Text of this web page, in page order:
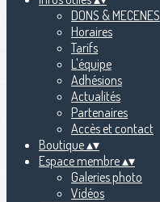
DONS & MECENES
Horaires
Tarifs
L'équipe
Adhésions
Actualités
Partenaires
Accès et contact
Boutique▴▾
Espace membre▴▾
Galeries photo
Vidéos